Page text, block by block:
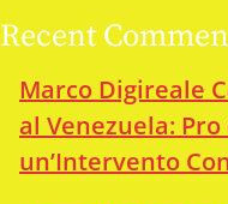
Recent
Marco Digireale
al Venezuela:
un’Intervento